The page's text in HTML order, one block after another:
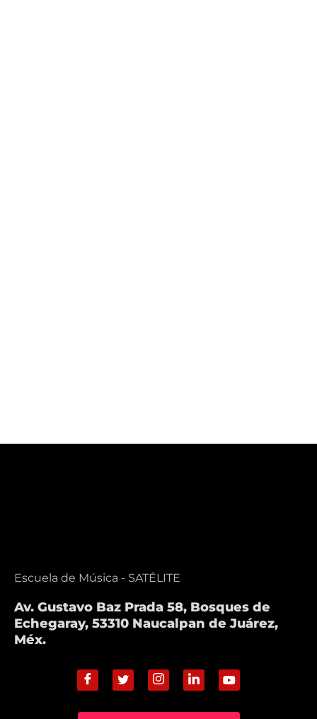
Escuela de Música - SATÉLITE
Av. Gustavo Baz Prada 58, Bosques de
Echegaray, 53310 Naucalpan de Juárez,
Méx.